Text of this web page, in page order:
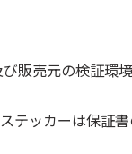
販売元の検証環
テッカーは保証